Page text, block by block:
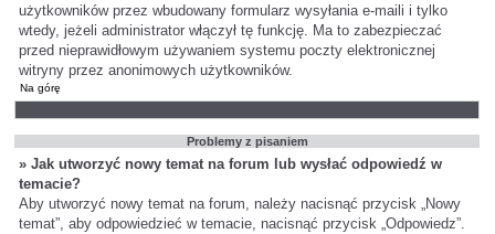
użytkowników przez wbudowany formularz wysyłania e-maili i tylko
wtedy, jeżeli administrator włączył tę funkcję. Ma to zabezpieczać
przed nieprawidłowym używaniem systemu poczty elektronicznej
witryny przez anonimowych użytkowników.
Na górę
Problemy z pisaniem
» Jak utworzyć nowy temat na forum lub wysłać odpowiedź w
temacie?
Aby utworzyć nowy temat na forum, należy nacisnąć przycisk „Nowy
temat”, aby odpowiedzieć w temacie, nacisnąć przycisk „Odpowiedz”.